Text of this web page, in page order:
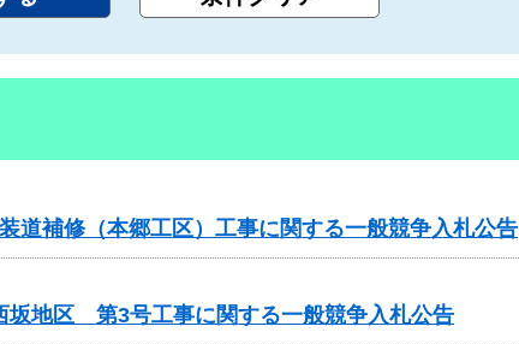
補修（本郷工区）工事に関する一般競争入札公告
坂地区 第3号工事に関する一般競争入札公告